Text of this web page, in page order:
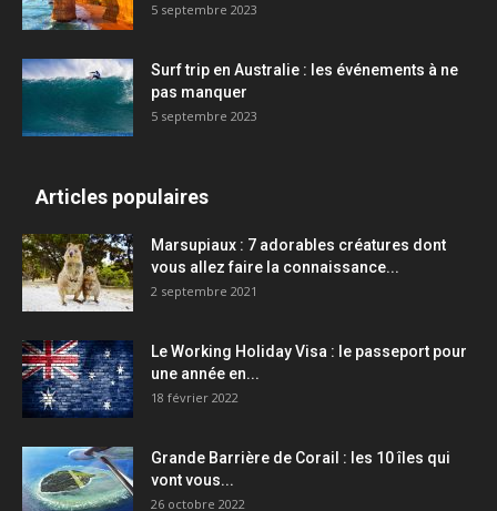
5 septembre 2023
Surf trip en Australie : les événements à ne
pas manquer
5 septembre 2023
Articles populaires
Marsupiaux : 7 adorables créatures dont
vous allez faire la connaissance...
2 septembre 2021
Le Working Holiday Visa : le passeport pour
une année en...
18 février 2022
Grande Barrière de Corail : les 10 îles qui
vont vous...
26 octobre 2022